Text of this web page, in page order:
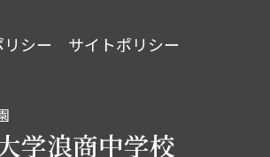
シー
サイトポリシー
学浪商中学校